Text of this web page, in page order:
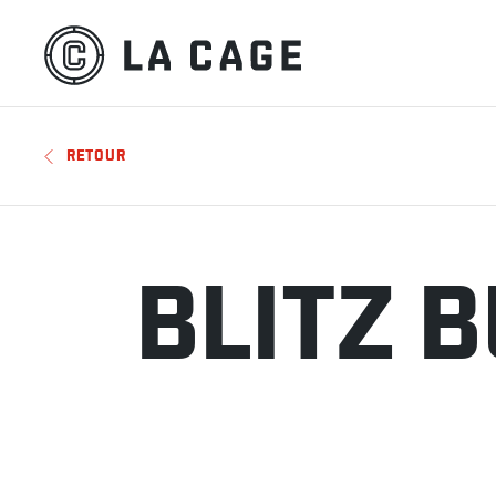
RETOUR
BLITZ